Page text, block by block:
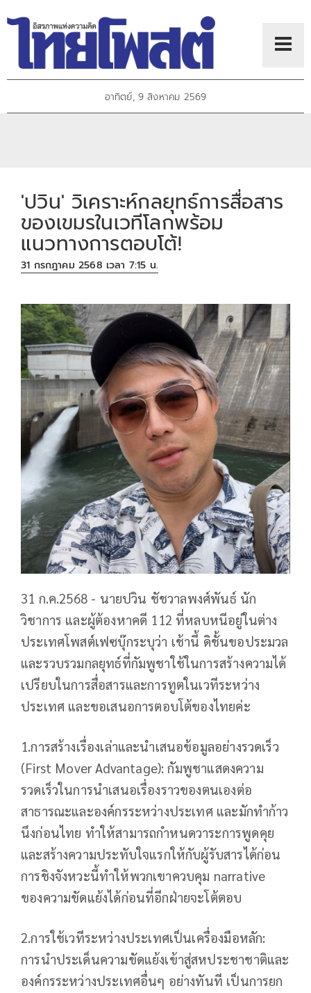
อาทิตย์, 9 สิงหาคม 2569
'ปวิน' วิเคราะห์กลยุทธ์การสื่อสาร
ของเขมรในเวทีโลกพร้อม
แนวทางการตอบโต้!
31 กรกฎาคม 2568 เวลา 7:15 น.
31 ก.ค.2568 - นายปวิน ชัชวาลพงศ์พันธ์ นัก
วิชาการ และผู้ต้องหาคดี 112 ที่หลบหนีอยู่ในต่าง
ประเทศโพสต์เฟซบุ๊กระบุว่า เช้านี้ ดิชั้นขอประมวล
และรวบรวมกลยุทธ์ที่กัมพูชาใช้ในการสร้างความได้
เปรียบในการสื่อสารและการทูตในเวทีระหว่าง
ประเทศ และขอเสนอการตอบโต้ของไทยค่ะ
1.การสร้างเรื่องเล่าและนำเสนอข้อมูลอย่างรวดเร็ว
(First Mover Advantage): กัมพูชาแสดงความ
รวดเร็วในการนำเสนอเรื่องราวของตนเองต่อ
สาธารณะและองค์กรระหว่างประเทศ และมักทำก้าว
นึงก่อนไทย ทำให้สามารถกำหนดวาระการพูดคุย
และสร้างความประทับใจแรกให้กับผู้รับสารได้ก่อน
การชิงจังหวะนี้ทำให้พวกเขาควบคุม narrative
ของความขัดแย้งได้ก่อนที่อีกฝ่ายจะโต้ตอบ
2.การใช้เวทีระหว่างประเทศเป็นเครื่องมือหลัก:
การนำประเด็นความขัดแย้งเข้าสู่สหประชาชาติและ
องค์กรระหว่างประเทศอื่นๆ อย่างทันที เป็นการยก